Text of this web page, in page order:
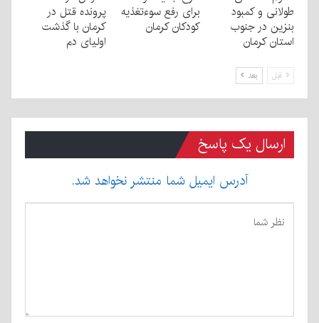
طولانی و کمبود
بنزین در جنوب
استان کرمان
برای رفع سوءتغذیه
کودکان کرمان
پرونده قتل در
کرمان با گذشت
اولیای دم
قبل بعد
ارسال یک پاسخ
آدرس ایمیل شما منتشر نخواهد شد.